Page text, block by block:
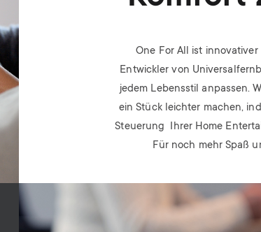
One For All ist
Entwickler von
jedem Lebensstil anpassen.
ein Stück leichter machen,
Steuerung Ihrer Home
Für noch mehr Spaß
Image